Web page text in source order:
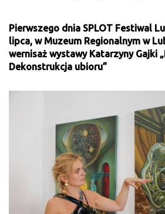
Pierwszego dnia SPLOT Festiwal
lipca, w Muzeum Regionalnym w
wernisaż wystawy Katarzyny Gajki
Dekonstrukcja ubioru”